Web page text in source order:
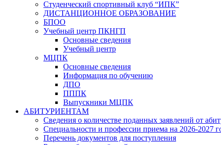
Студенческий спортивный клуб “ИПК”
ДИСТАНЦИОННОЕ ОБРАЗОВАНИЕ
БПОО
Учебный центр ПКНГП
Основные сведения
Учебный центр
МЦПК
Основные сведения
Информация по обучению
ДПО
ПППК
Выпускники МЦПК
АБИТУРИЕНТАМ
Сведения о количестве поданных заявлений от
Специальности и профессии приема на 2026-2027
Перечень документов для поступления